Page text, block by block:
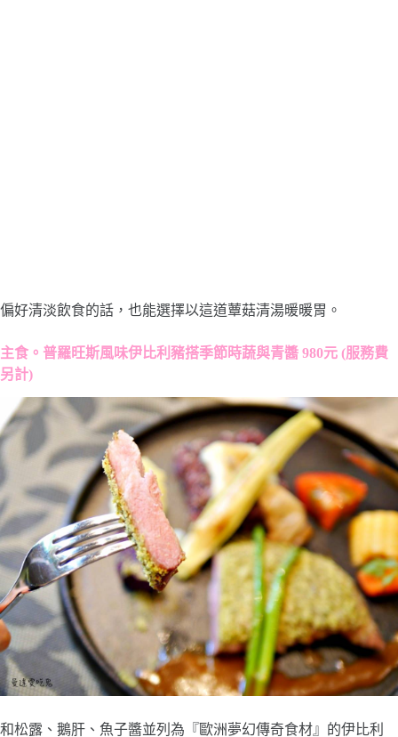
偏好清淡飲食的話，也能選擇以這道蕈菇清湯暖暖胃。
主食。普羅旺斯風味伊比利豬搭季節時蔬與青醬 980元 (服務費
另計)
和松露、鵝肝、魚子醬並列為『歐洲夢幻傳奇食材』的伊比利